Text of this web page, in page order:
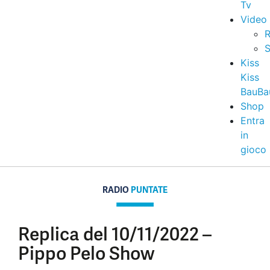
Tv
Video
Kiss
Kiss
Shop
Entra
in
gioco
RADIO PUNTATE
Replica del 10/11/2022 –
Pippo Pelo Show